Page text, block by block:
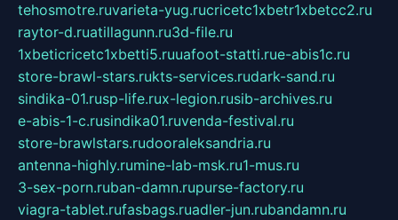
tehosmotre.ruvarieta-yug.rucricetc1xbetr1xbetcc2.ru
raytor-d.ruatillagunn.ru3d-file.ru
1xbeticricetc1xbetti5.ruuafoot-statti.rue-abis1c.ru
store-brawl-stars.rukts-services.rudark-sand.ru
sindika-01.rusp-life.rux-legion.rusib-archives.ru
e-abis-1-c.rusindika01.ruvenda-festival.ru
store-brawlstars.rudooraleksandria.ru
antenna-highly.rumine-lab-msk.ru1-mus.ru
3-sex-porn.ruban-damn.rupurse-factory.ru
viagra-tablet.rufasbags.ruadler-jun.rubandamn.ru